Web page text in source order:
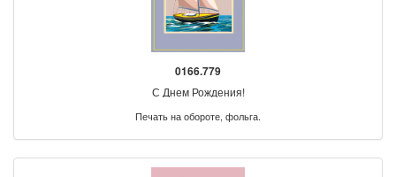
0166.779
С Днем Рождения!
Печать на обороте, фольга.